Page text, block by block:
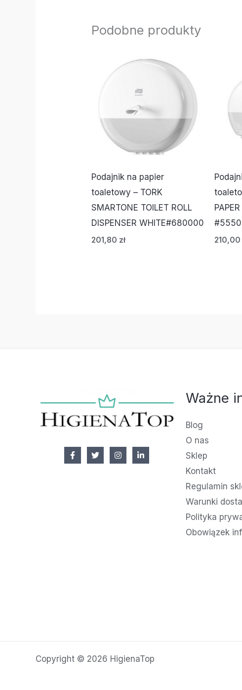
Podobne produkty
Podajnik na papier
toaletowy – TORK
SMARTONE TOILET ROLL
DISPENSER WHITE#680000
201,80 zł 210,00
Ważne
Blog
O nas
Sklep
Kontakt
Regulamin
Warunki
Polityka
Obowiązek
Copyright © 2026 HigienaTop